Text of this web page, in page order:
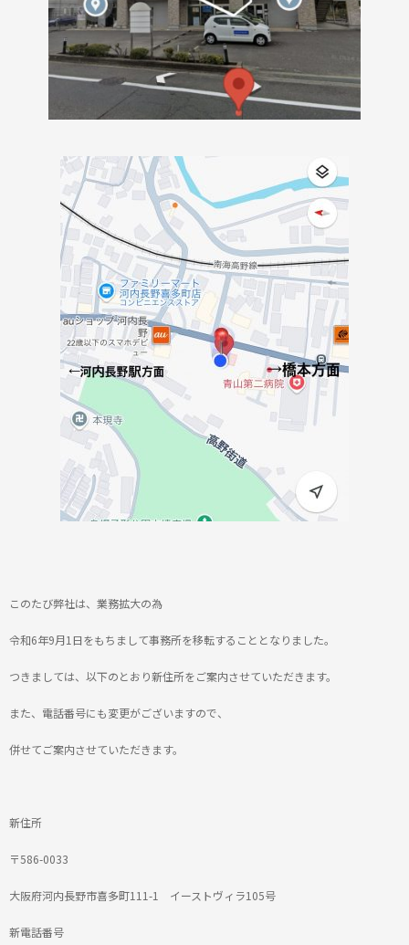
このたび弊社は、業務拡大の為
令和6年9月1日をもちまして事務所を移転することとなりました。
つきましては、以下のとおり新住所をご案内させていただきます。
また、電話番号にも変更がございますので、
併せてご案内させていただきます。
新住所
〒586-0033
大阪府河内長野市喜多町111-1 イーストヴィラ105号
新電話番号